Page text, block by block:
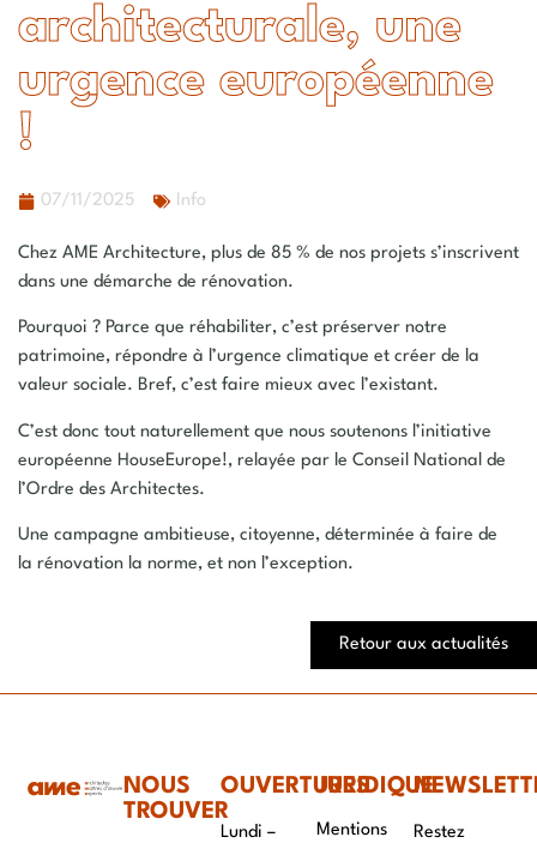
architecturale, une
urgence européenne
!
07/11/2025 Info
Chez AME Architecture, plus de 85 % de nos projets s’inscrivent
dans une démarche de rénovation.
Pourquoi ? Parce que réhabiliter, c’est préserver notre
patrimoine, répondre à l’urgence climatique et créer de la
valeur sociale. Bref, c’est faire mieux avec l’existant.
C’est donc tout naturellement que nous soutenons l’initiative
européenne HouseEurope!, relayée par le Conseil National de
l’Ordre des Architectes.
Une campagne ambitieuse, citoyenne, déterminée à faire de
la rénovation la norme, et non l’exception.
Retour aux actualités
NOUS
TROUVER
OUVERTURES
Lundi –
JURIDIQUE
Mentions
Restez